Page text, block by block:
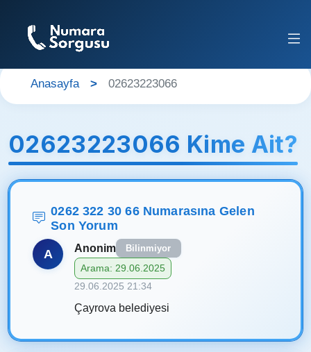
Anasayfa 02623223066
02623223066 Kime Ait?
0262 322 30 66 Numarasına Gelen
Son Yorum
A Anonim Bilinmiyor
Arama: 29.06.2025
29.06.2025 21:34
Çayrova belediyesi